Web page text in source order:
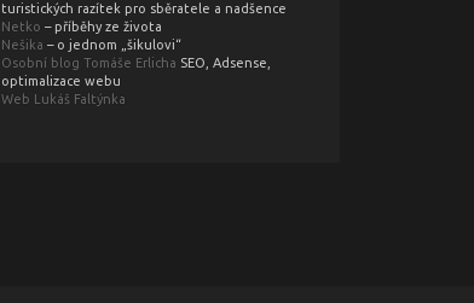
turistických razítek pro sběratele a nadšence
Netko – příběhy ze života
Nešika – o jednom „šikulovi“
Osobní blog Tomáše Erlicha SEO, Adsense,
optimalizace webu
Web Lukáš Faltýnka